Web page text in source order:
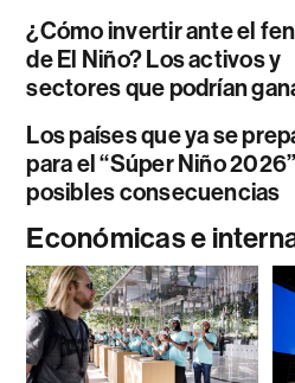
¿Cómo invertir ante el
de El Niño? Los activos y
sectores que podrían
Los países que ya se
para el “Súper Niño
posibles consecuencias
Económicas e